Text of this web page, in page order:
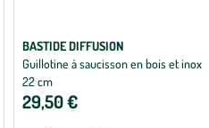
BASTIDE DIFFUSION
Guillotine à saucisson en bois et inox
22 cm
29,50 €